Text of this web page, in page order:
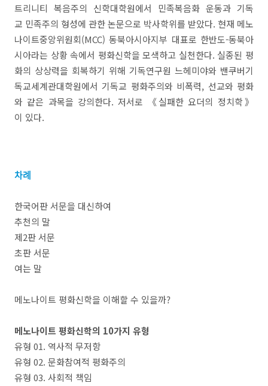
트리니티 복음주의 신학대학원에서 민족복음화 운동과 기독
교 민족주의 형성에 관한 논문으로 박사학위를 받았다. 현재 메노
나이트중앙위원회(MCC) 동북아시아지부 대표로 한반도-동북아
시아라는 상황 속에서 평화신학을 모색하고 실천한다. 실종된 평
화의 상상력을 회복하기 위해 기독연구원 느헤미야와 밴쿠버기
독교세계관대학원에서 기독교 평화주의와 비폭력, 선교와 평화
와 같은 과목을 강의한다. 저서로 《실패한 요더의 정치학》
이 있다.
차례
한국어판 서문을 대신하여
추천의 말
제2판 서문
초판 서문
여는 말
메노나이트 평화신학을 이해할 수 있을까?
메노나이트 평화신학의 10가지 유형
유형 01. 역사적 무저항
유형 02. 문화참여적 평화주의
유형 03. 사회적 책임